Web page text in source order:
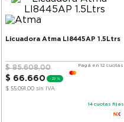
Licuadora Atma LI8445AP 1.5Ltrs
$ 85.608,00
$ 66.660 - 22 %
$ 55.091,00 sin IVA
Pagá en 12 cuotas
14 cuotas fijas